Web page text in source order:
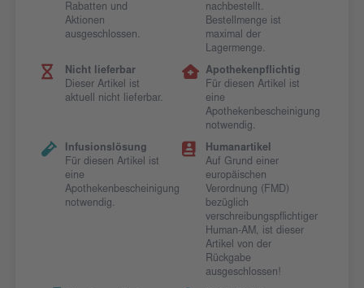
Rabatten und
Aktionen
ausgeschlossen.
nachbestellt.
Bestellmenge ist
maximal der
Lagermenge.
Nicht lieferbar
Dieser Artikel ist
aktuell nicht lieferbar.
Apothekenpflichtig
Für diesen Artikel ist
eine
Apothekenbescheinigung
notwendig.
Infusionslösung
Für diesen Artikel ist
eine
Apothekenbescheinigung
notwendig.
Humanartikel
Auf Grund einer
europäischen
Verordnung (FMD)
bezüglich
verschreibungspflichtiger
Human-AM, ist dieser
Artikel von der
Rückgabe
ausgeschlossen!